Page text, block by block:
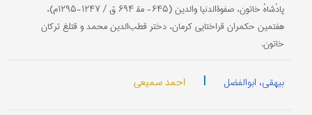
پادْشاهْ خاتون‌، صفوةالدنیا والدین‌ (۶۴۵- مق‍ ۶۹۴ ق‌ / ۱۲۴۷-۱۲۹۵م‌)،
هفتمین‌ حكمران‌ قراختایی‌ كرمان‌، دختر قطب‌الدین‌ محمد و قتلغ‌ تركان‌
خاتون‌.
بیهقی، ابوالفضل | احمد سمیعی